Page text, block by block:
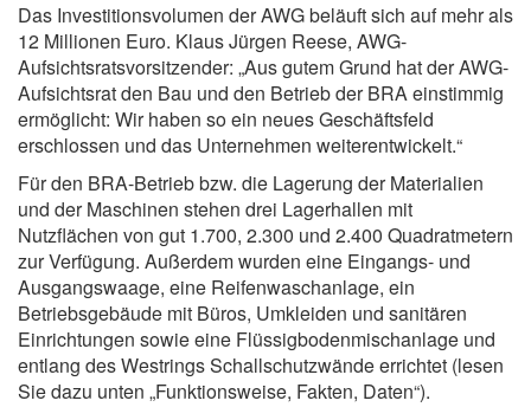
Das Investitionsvolumen der AWG beläuft sich auf mehr als
12 Millionen Euro. Klaus Jürgen Reese, AWG-
Aufsichtsratsvorsitzender: „Aus gutem Grund hat der AWG-
Aufsichtsrat den Bau und den Betrieb der BRA einstimmig
ermöglicht: Wir haben so ein neues Geschäftsfeld
erschlossen und das Unternehmen weiterentwickelt.“
Für den BRA-Betrieb bzw. die Lagerung der Materialien
und der Maschinen stehen drei Lagerhallen mit
Nutzflächen von gut 1.700, 2.300 und 2.400 Quadratmetern
zur Verfügung. Außerdem wurden eine Eingangs- und
Ausgangswaage, eine Reifenwaschanlage, ein
Betriebsgebäude mit Büros, Umkleiden und sanitären
Einrichtungen sowie eine Flüssigbodenmischanlage und
entlang des Westrings Schallschutzwände errichtet (lesen
Sie dazu unten „Funktionsweise, Fakten, Daten“).